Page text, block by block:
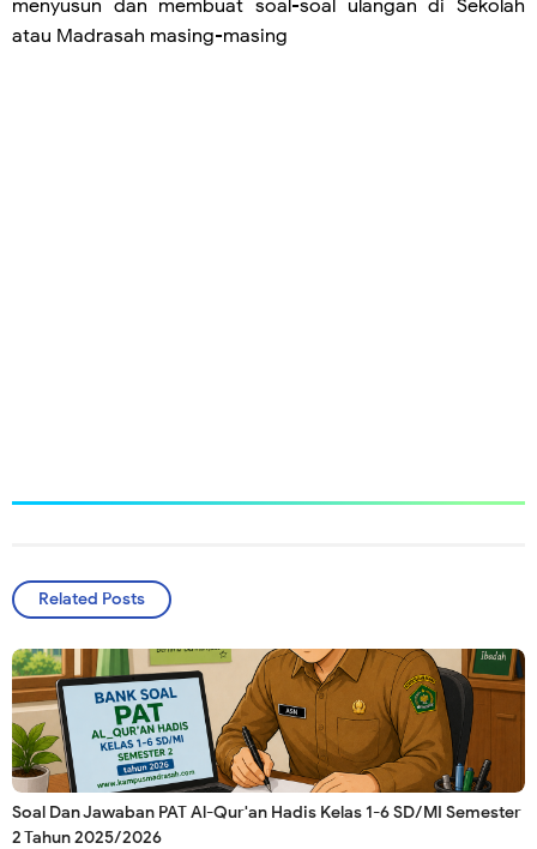
menyusun dan membuat soal-soal ulangan di Sekolah
atau Madrasah masing-masing
Related Posts
Soal Dan Jawaban PAT Al-Qur'an Hadis Kelas 1-6 SD/MI Semester
2 Tahun 2025/2026